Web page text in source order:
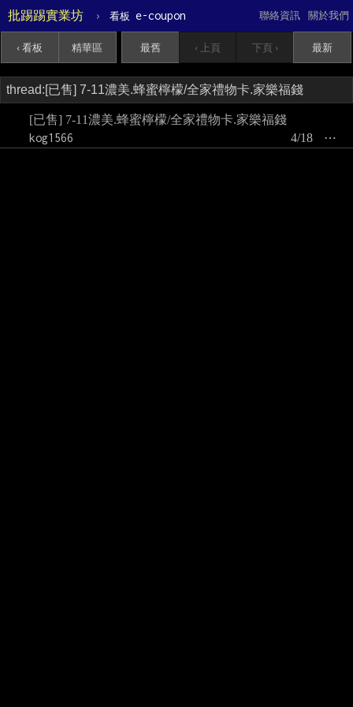
批踢踢實業坊 › 看板 e-coupon 關於我們
聯絡資訊
‹ 看板 精華區 最舊 ‹ 上頁 下頁 › 最新
[已售] 7-11濃美.蜂蜜檸檬/全家禮物卡.家樂福錢
kog1566
⋯
4/18